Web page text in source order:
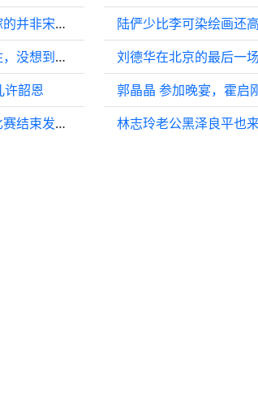
刘亦菲坦诚表示，她心中最渴望嫁的并非宋承宪…
赵丽颖询问儿子是否愿意与她同住，没想到儿子的回答竟让她瞬间心情跌至谷底
许韶恩
张本智和，比赛输了抹抹眼泪，比赛结束发现子瑜solo就满血复活了